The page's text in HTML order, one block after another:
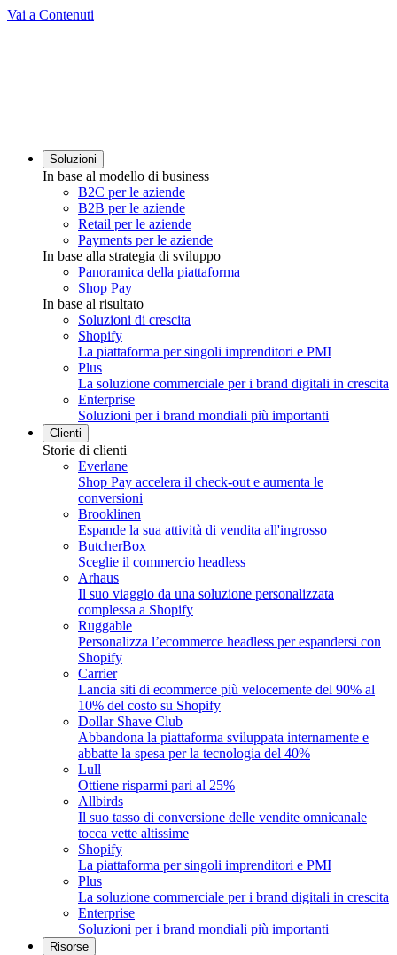
Vai a Contenuti
Soluzioni
In base al modello di business
B2C per le aziende
B2B per le aziende
Retail per le aziende
Payments per le aziende
In base alla strategia di sviluppo
Panoramica della piattaforma
Shop Pay
In base al risultato
Soluzioni di crescita
Shopify
La piattaforma per singoli imprenditori e PMI
Plus
La soluzione commerciale per i brand digitali in crescita
Enterprise
Soluzioni per i brand mondiali più importanti
Clienti
Storie di clienti
Everlane
Shop Pay accelera il check-out e aumenta le
conversioni
Brooklinen
Espande la sua attività di vendita all'ingrosso
ButcherBox
Sceglie il commercio headless
Arhaus
Il suo viaggio da una soluzione personalizzata
complessa a Shopify
Ruggable
Personalizza l’ecommerce headless per espandersi con
Shopify
Carrier
Lancia siti di ecommerce più velocemente del 90% al
10% del costo su Shopify
Dollar Shave Club
Abbandona la piattaforma sviluppata internamente e
abbatte la spesa per la tecnologia del 40%
Lull
Ottiene risparmi pari al 25%
Allbirds
Il suo tasso di conversione delle vendite omnicanale
tocca vette altissime
Shopify
La piattaforma per singoli imprenditori e PMI
Plus
La soluzione commerciale per i brand digitali in crescita
Enterprise
Soluzioni per i brand mondiali più importanti
Risorse